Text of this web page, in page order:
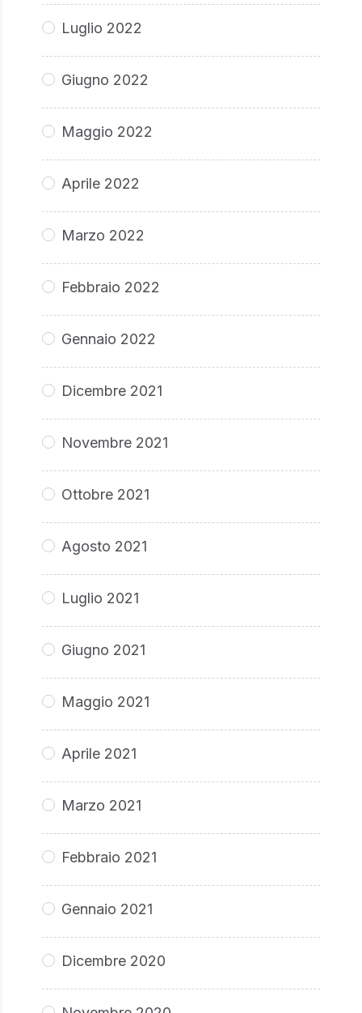
Luglio 2022
Giugno 2022
Maggio 2022
Aprile 2022
Marzo 2022
Febbraio 2022
Gennaio 2022
Dicembre 2021
Novembre 2021
Ottobre 2021
Agosto 2021
Luglio 2021
Giugno 2021
Maggio 2021
Aprile 2021
Marzo 2021
Febbraio 2021
Gennaio 2021
Dicembre 2020